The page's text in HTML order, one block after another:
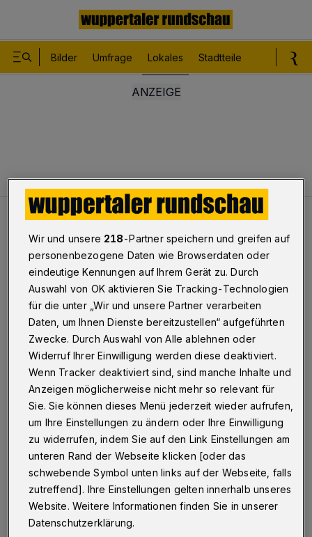
Bilder Umfrage Lokales Stadtteile
Lokales Neuer WSW-Fahrplan
Neuer WSW-Fahrplan
Wuppertal·Im Liniennetz der Wuppertaler Stadtwerke
(WSW) gilt ab dem 12. Juni 2016 (Sonntag) ein neuer
Fahrplan.
30.05.2016 , 15:40 Uhr Eine Minute Lesezeit
Dabei werden, so die WSW, "die Fahrtzeiten
Wir und unsere 218-Partner speichern und greifen auf
personenbezogene Daten wie Browserdaten oder
eindeutige Kennungen auf Ihrem Gerät zu. Durch
Auswahl von OK aktivieren Sie Tracking-Technologien
für die unter „Wir und unsere Partner verarbeiten
Daten, um Ihnen Dienste bereitzustellen“ aufgeführten
Zwecke. Durch Auswahl von Alle ablehnen oder
Widerruf Ihrer Einwilligung werden diese deaktiviert.
Wenn Tracker deaktiviert sind, sind manche Inhalte und
Anzeigen möglicherweise nicht mehr so relevant für
Sie. Sie können dieses Menü jederzeit wieder aufrufen,
um Ihre Einstellungen zu ändern oder Ihre Einwilligung
zu widerrufen, indem Sie auf den Link Einstellungen am
unteren Rand der Webseite klicken [oder das
schwebende Symbol unten links auf der Webseite, falls
zutreffend]. Ihre Einstellungen gelten innerhalb unseres
Website. Weitere Informationen finden Sie in unserer
Datenschutzerklärung.